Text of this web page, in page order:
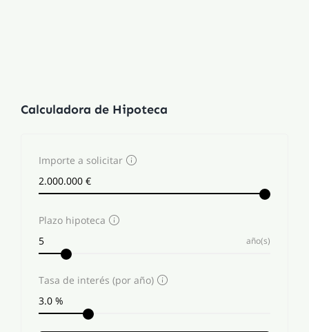
Calculadora de Hipoteca
Importe a solicitar
Plazo hipoteca
año(s)
Tasa de interés (por año)